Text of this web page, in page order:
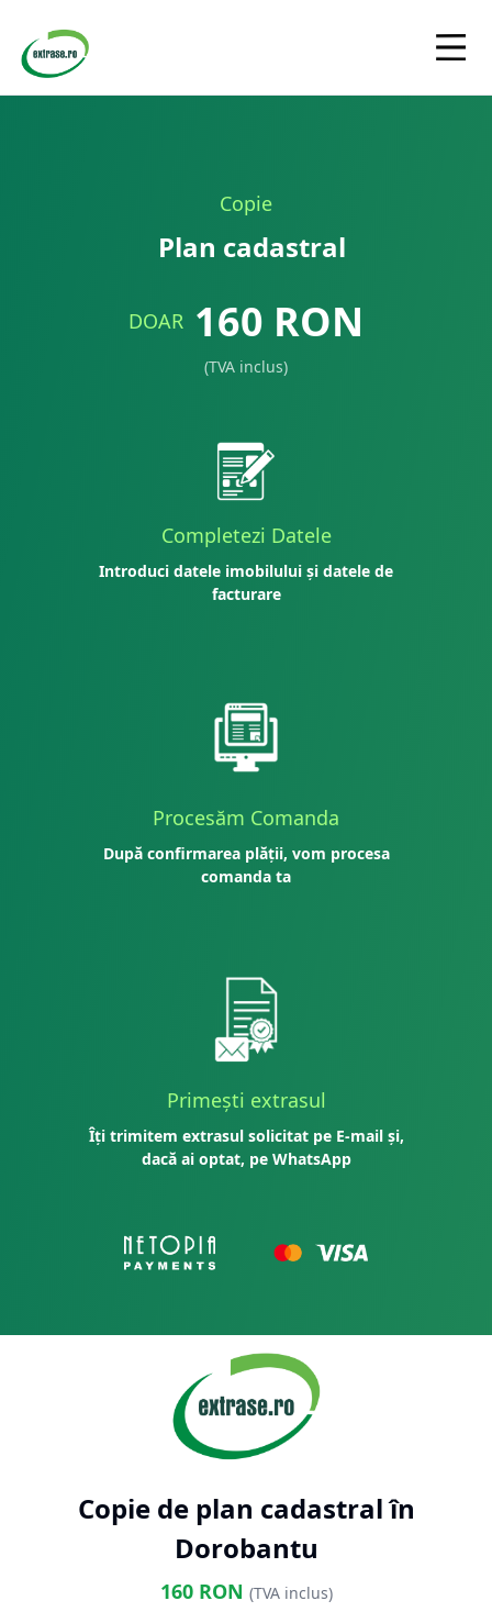
Copie
Plan cadastral
DOAR 160 RON
(TVA inclus)
Completezi Datele
Introduci datele imobilului și datele de
facturare
Procesăm Comanda
După confirmarea plății, vom procesa
comanda ta
Primești extrasul
Îți trimitem extrasul solicitat pe E-mail și,
dacă ai optat, pe WhatsApp
Copie de plan cadastral în
Dorobantu
160RON (TVA inclus)